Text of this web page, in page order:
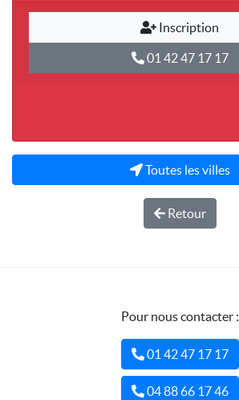
Inscription
01 42 47 17 17
Toutes les villes
Retour
Pour nous contacter :
01 42 47 17 17
04 88 66 17 46